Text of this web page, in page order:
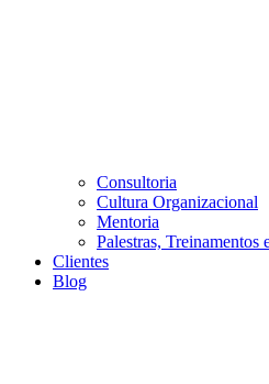
Consultoria
Cultura Organizacional
Mentoria
Palestras, Treinamentos
Clientes
Blog